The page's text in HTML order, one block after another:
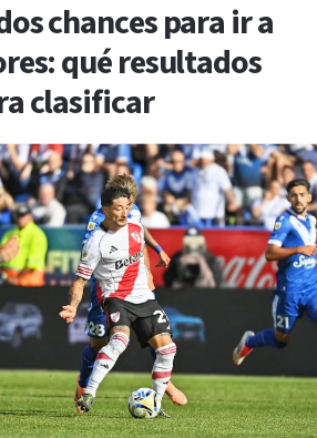
chances para ir a
qué resultados
clasificar